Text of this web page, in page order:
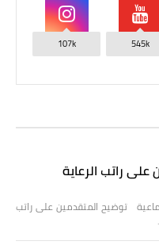
545k
107k
على راتب الرعاية
توضيح المتقدمين على راتب